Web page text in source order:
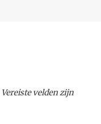
Vereiste velden zijn